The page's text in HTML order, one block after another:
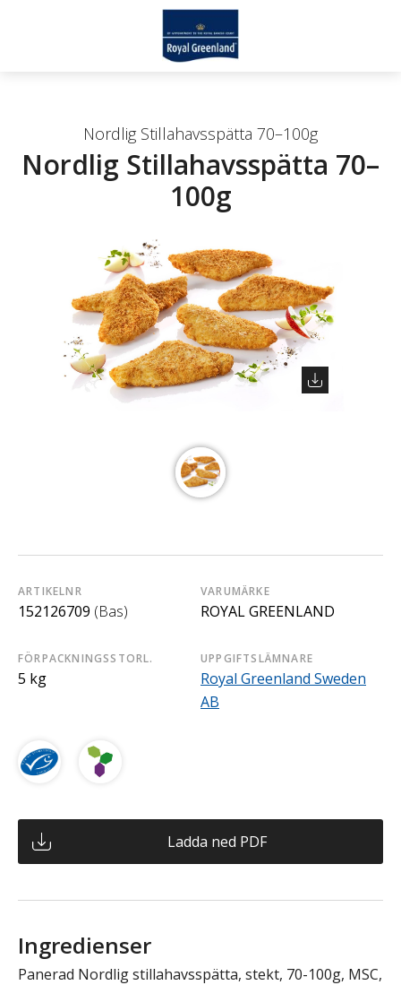
Nordlig Stillahavsspätta 70–100g
Nordlig Stillahavsspätta 70–
100g
ARTIKELNR
152126709 (Bas)
VARUMÄRKE
ROYAL GREENLAND
FÖRPACKNINGSSTORL.
5 kg
UPPGIFTSLÄMNARE
Royal Greenland Sweden
AB
Ladda ned PDF
Ingredienser
Panerad Nordlig stillahavsspätta, stekt, 70-100g, MSC,